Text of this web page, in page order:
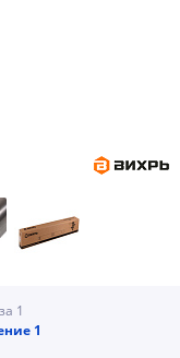
за 1
1